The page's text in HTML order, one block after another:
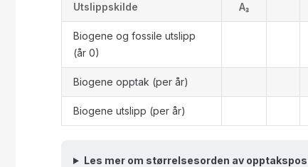
Utslippskilde
A₃
Biogene og fossile utslipp
(år 0)
Biogene opptak (per år)
Biogene utslipp (per år)
Les mer om størrelsesorden av